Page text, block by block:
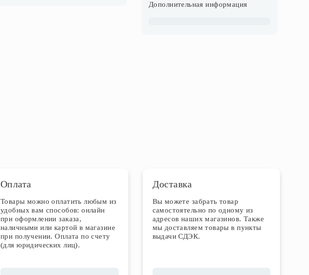
Дополнительная информация
Оплата
Товары можно оплатить любым из
удобных вам способов: онлайн
при оформлении заказа,
наличными или картой в магазине
при получении. Оплата по счету
(для юридических лиц).
Доставка
Вы можете забрать товар
самостоятельно по одному из
адресов наших магазинов. Также
мы доставляем товары в пункты
выдачи СДЭК.